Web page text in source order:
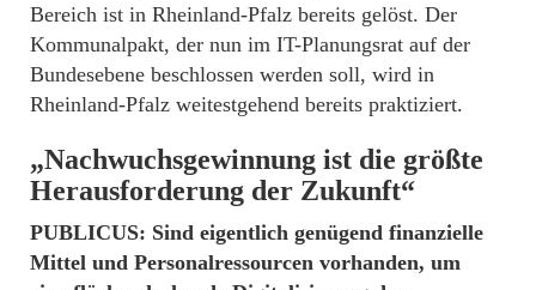
Bereich ist in Rheinland-Pfalz bereits gelöst. Der
Kommunalpakt, der nun im IT-Planungsrat auf der
Bundesebene beschlossen werden soll, wird in
Rheinland-Pfalz weitestgehend bereits praktiziert.
„Nachwuchsgewinnung ist die größte
Herausforderung der Zukunft“
PUBLICUS: Sind eigentlich genügend finanzielle
Mittel und Personalressourcen vorhanden, um